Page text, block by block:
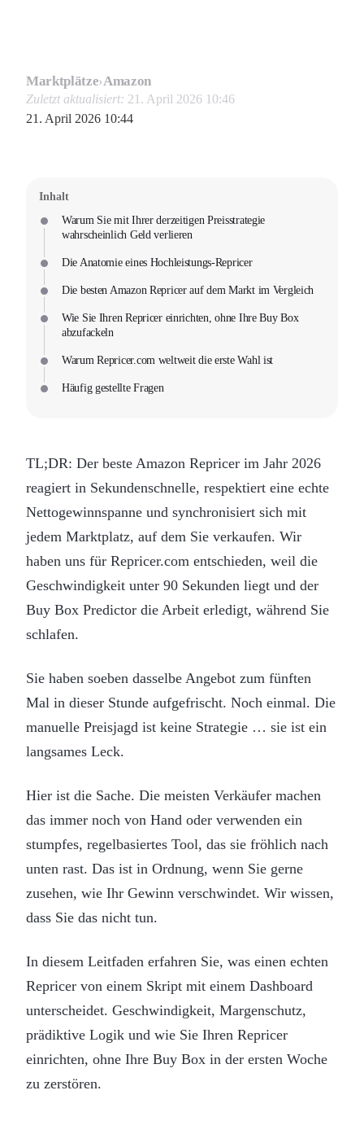
Marktplätze›Amazon
Zuletzt aktualisiert: 21. April 2026 10:46
21. April 2026 10:44
Inhalt
Warum Sie mit Ihrer derzeitigen Preisstrategie
wahrscheinlich Geld verlieren
Die Anatomie eines Hochleistungs-Repricer
Die besten Amazon Repricer auf dem Markt im Vergleich
Wie Sie Ihren Repricer einrichten, ohne Ihre Buy Box
abzufackeln
Warum Repricer.com weltweit die erste Wahl ist
Häufig gestellte Fragen
TL;DR: Der beste Amazon Repricer im Jahr 2026
reagiert in Sekundenschnelle, respektiert eine echte
Nettogewinnspanne und synchronisiert sich mit
jedem Marktplatz, auf dem Sie verkaufen. Wir
haben uns für Repricer.com entschieden, weil die
Geschwindigkeit unter 90 Sekunden liegt und der
Buy Box Predictor die Arbeit erledigt, während Sie
schlafen.
Sie haben soeben dasselbe Angebot zum fünften
Mal in dieser Stunde aufgefrischt. Noch einmal. Die
manuelle Preisjagd ist keine Strategie … sie ist ein
langsames Leck.
Hier ist die Sache. Die meisten Verkäufer machen
das immer noch von Hand oder verwenden ein
stumpfes, regelbasiertes Tool, das sie fröhlich nach
unten rast. Das ist in Ordnung, wenn Sie gerne
zusehen, wie Ihr Gewinn verschwindet. Wir wissen,
dass Sie das nicht tun.
In diesem Leitfaden erfahren Sie, was einen echten
Repricer von einem Skript mit einem Dashboard
unterscheidet. Geschwindigkeit, Margenschutz,
prädiktive Logik und wie Sie Ihren Repricer
einrichten, ohne Ihre Buy Box in der ersten Woche
zu zerstören.